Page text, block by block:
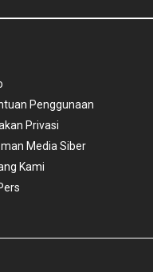
Penggunaan
Privasi
Media Siber
Kami